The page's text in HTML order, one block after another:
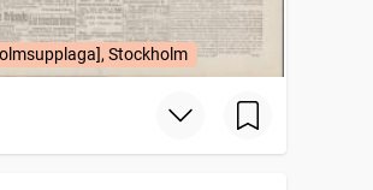
Stockholm